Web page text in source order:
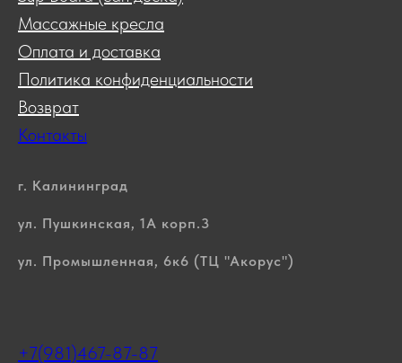
Массажные кресла
Оплата и доставка
Политика конфиденциальности
Возврат
Контакты
г. Калининград
ул. Пушкинская, 1А корп.3
ул. Промышленная, 6к6 (ТЦ "Акорус")
+7(981)467-87-87